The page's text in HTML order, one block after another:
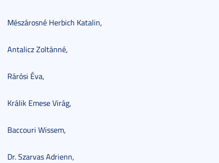
Mészárosné Herbich Katalin,
Antalicz Zoltánné,
Rárósi Éva,
Králik Emese Virág,
Baccouri Wissem,
Dr. Szarvas Adrienn,